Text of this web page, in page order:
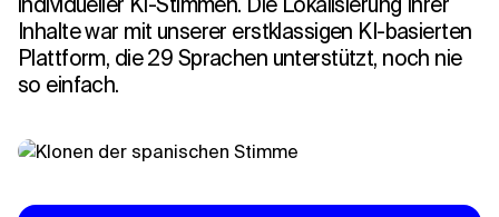
Inhalte war mit unserer erstklassigen KI-basierten
Plattform, die 29 Sprachen unterstützt, noch nie
so einfach.